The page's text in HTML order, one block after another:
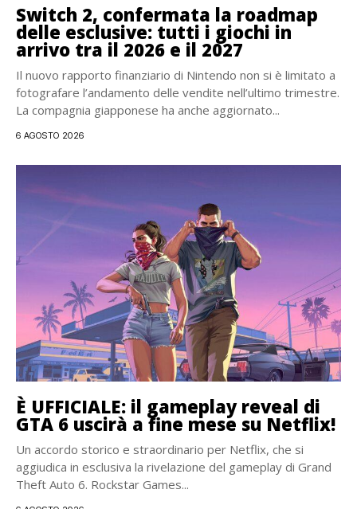
Switch 2, confermata la roadmap
delle esclusive: tutti i giochi in
arrivo tra il 2026 e il 2027
Il nuovo rapporto finanziario di Nintendo non si è limitato a
fotografare l’andamento delle vendite nell’ultimo trimestre.
La compagnia giapponese ha anche aggiornato...
6 AGOSTO 2026
È UFFICIALE: il gameplay reveal di
GTA 6 uscirà a fine mese su Netflix!
Un accordo storico e straordinario per Netflix, che si
aggiudica in esclusiva la rivelazione del gameplay di Grand
Theft Auto 6. Rockstar Games...